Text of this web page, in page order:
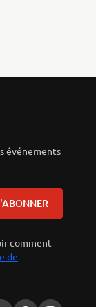
événements
comment
de